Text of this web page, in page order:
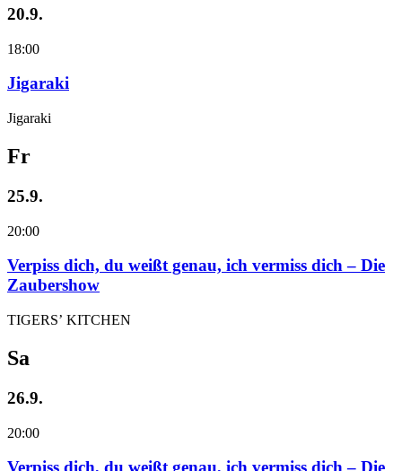
20.9.
18:00
Jigaraki
Jigaraki
Fr
25.9.
20:00
Verpiss dich, du weißt genau, ich vermiss dich – Die
Zaubershow
TIGERS’ KITCHEN
Sa
26.9.
20:00